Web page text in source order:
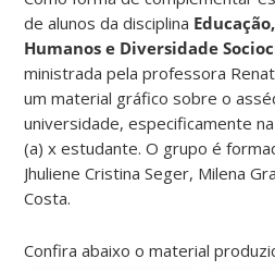
de alunos da disciplina
Humanos e Diversidade
ministrada pela professora
um material gráfico sobre o
universidade, especificamente
(a) x estudante. O grupo é
Jhuliene Cristina Seger, Milena
Costa.
Confira abaixo o material